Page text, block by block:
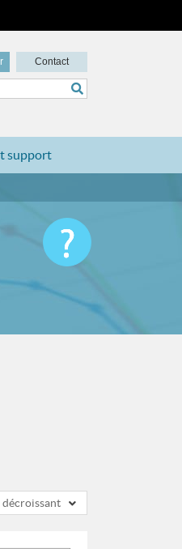
Contact
support
décroissant